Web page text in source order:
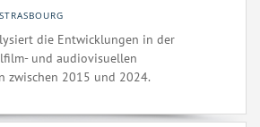
STRASBOURG
die Entwicklungen in der
und audiovisuellen
zwischen 2015 und 2024.